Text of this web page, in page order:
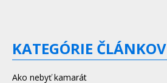
KATEGÓRIE ČLÁNKOV
Ako nebyť kamarát